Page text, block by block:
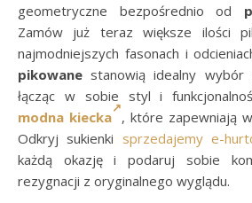
geometryczne bezpośrednio od
Zamów już teraz większe ilości
najmodniejszych fasonach i
pikowane stanowią idealny wybór
łącząc w sobie styl i
modna kiecka , które zapewniają
Odkryj sukienki sprzedajemy e-
każdą okazję i podaruj sobie
rezygnacji z oryginalnego wyglądu.